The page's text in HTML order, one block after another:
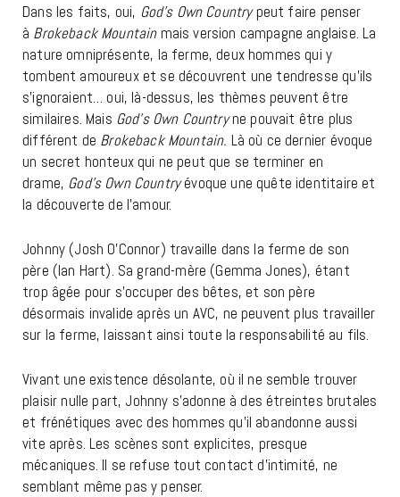
Dans les faits, oui, God’s Own Countrypeut faire penser
à Brokeback Mountain mais version campagne anglaise. La
nature omniprésente, la ferme, deux hommes qui y
tombent amoureux et se découvrent une tendresse qu’ils
s’ignoraient… oui, là-dessus, les thèmes peuvent être
similaires. Mais God’s Own Countryne pouvait être plus
différent de Brokeback Mountain. Là où ce dernier évoque
un secret honteux qui ne peut que se terminer en
drame, God’s Own Countryévoque une quête identitaire et
la découverte de l’amour.
Johnny (Josh O’Connor) travaille dans la ferme de son
père (Ian Hart). Sa grand-mère (Gemma Jones), étant
trop âgée pour s’occuper des bêtes, et son père
désormais invalide après un AVC, ne peuvent plus travailler
sur la ferme, laissant ainsi toute la responsabilité au fils.
Vivant une existence désolante, où il ne semble trouver
plaisir nulle part, Johnny s’adonne à des étreintes brutales
et frénétiques avec des hommes qu’il abandonne aussi
vite après. Les scènes sont explicites, presque
mécaniques. Il se refuse tout contact d’intimité, ne
semblant même pas y penser.